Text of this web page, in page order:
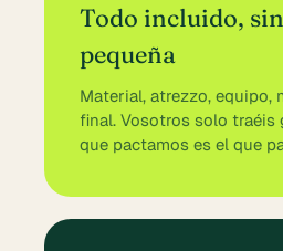
Todo incluido,
pequeña
Material, atrezzo, equipo,
final. Vosotros solo traéis
que pactamos es el que